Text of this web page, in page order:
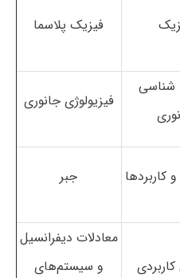
فیزیک پلاسما
فیزیولوژی جانوری
کاربردها جبر
معادلات دیفرانسیل
و سیستم‌های